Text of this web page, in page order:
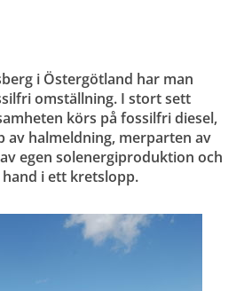
i Östergötland har man
omställning. I stort sett
körs på fossilfri diesel,
av halmeldning, merparten av
egen solenergiproduktion och
i ett kretslopp.